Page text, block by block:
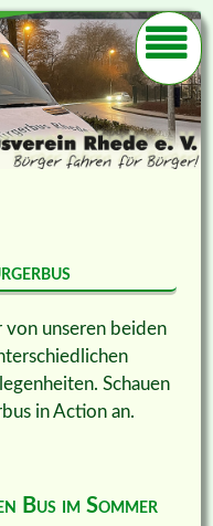
von unseren beiden
Schauen
in Action an.
Bus im Sommer